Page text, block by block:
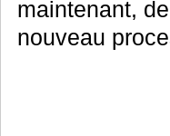
maintenant,
nouveau